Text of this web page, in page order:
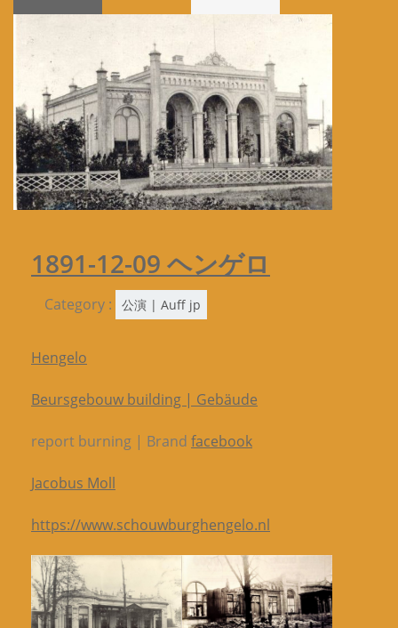
1891-12-09 ヘンゲロ
Category : 公演 | Auff jp
Hengelo
Beursgebouw building | Gebäude
report burning | Brand facebook
Jacobus Moll
https://www.schouwburghengelo.nl